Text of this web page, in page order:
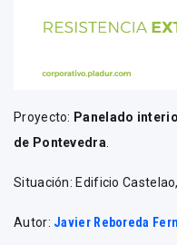
Proyecto: Panelado
de Pontevedra
Situación: Edificio Castelao,
Autor: Javier Reboreda